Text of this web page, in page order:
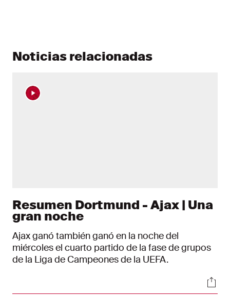
Noticias relacionadas
Resumen Dortmund - Ajax | Una
gran noche
Ajax ganó también ganó en la noche del
miércoles el cuarto partido de la fase de grupos
de la Liga de Campeones de la UEFA.